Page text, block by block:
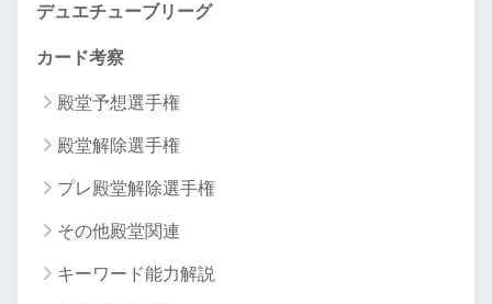
デュエチューブリーグ
カード考察
殿堂予想選手権
殿堂解除選手権
プレ殿堂解除選手権
その他殿堂関連
キーワード能力解説